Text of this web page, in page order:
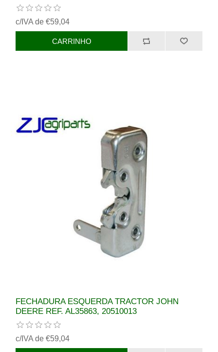
c/IVA de €59,04
FECHADURA ESQUERDA TRACTOR JOHN
DEERE REF. AL35863, 20510013
c/IVA de €59,04